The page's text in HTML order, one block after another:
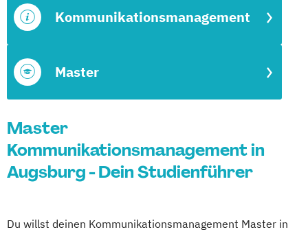
Master
Kommunikationsmanagement
Master
Kommunikationsmanagement in
Augsburg - Dein Studienführer
Du willst deinen Kommunikationsmanagement Master in